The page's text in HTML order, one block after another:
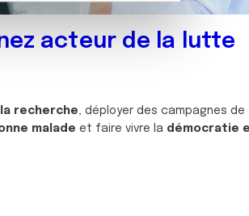
informations que
acteur de la lutte
recherche, déployer des campagnes de
malade et faire vivre la démocratie